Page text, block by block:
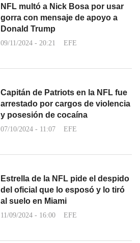
NFL multó a Nick Bosa por usar
gorra con mensaje de apoyo a
Donald Trump
09/11/2024 - 20:21 EFE
Capitán de Patriots en la NFL fue
arrestado por cargos de violencia
y posesión de cocaína
07/10/2024 - 11:07 EFE
Estrella de la NFL pide el despido
del oficial que lo esposó y lo tiró
al suelo en Miami
11/09/2024 - 16:00 EFE